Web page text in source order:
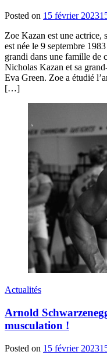
Posted on 15 février 2023
Zoe Kazan est une actrice,
est née le 9 septembre
grandi dans une famille de
Nicholas Kazan et sa
Eva Green. Zoe a étudié
[…]
Actualités
Arnold
musculation !
Posted on 15 février 2023